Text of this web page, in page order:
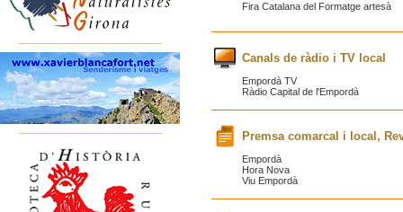
Fira Catalana del Formatge artesà
Canals de ràdio i TV local
Empordà TV
Ràdio Capital de l'Empordà
Premsa comarcal i local,
Empordà
Hora Nova
Viu Empordà